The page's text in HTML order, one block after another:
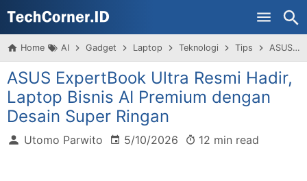
Home AI Gadget Laptop Teknologi Tips ASUS ExpertBook Ultra Resmi Hadir, Laptop Bisnis AI Premium dengan Desain Super Ringan
ASUS ExpertBook Ultra Resmi Hadir,
Laptop Bisnis AI Premium dengan
Desain Super Ringan
Utomo Parwito 5/10/2026 12 min read